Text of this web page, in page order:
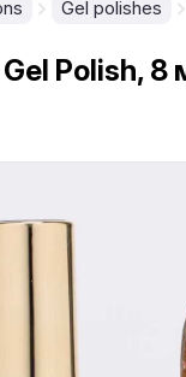
Gel polishes
Polish, 8